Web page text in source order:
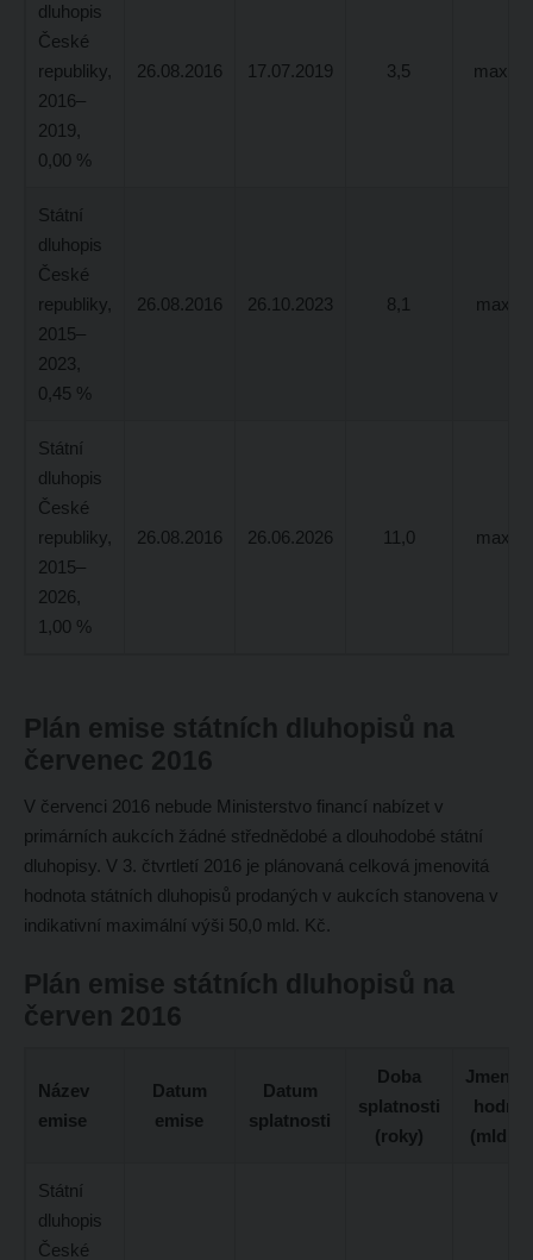
dluhopis
České
republiky,
2016–
2019,
0,00 %
26.08.2016 17.07.2019 3,5 max.
Státní
dluhopis
České
republiky,
2015–
2023,
0,45 %
26.08.2016 26.10.2023 8,1 max
Státní
dluhopis
České
republiky,
2015–
2026,
1,00 %
26.08.2016 26.06.2026 11,0 max
Plán emise státních dluhopisů na
červenec 2016
V červenci 2016 nebude Ministerstvo financí nabízet v
primárních aukcích žádné střednědobé a dlouhodobé státní
dluhopisy. V 3. čtvrtletí 2016 je plánovaná celková jmenovitá
hodnota státních dluhopisů prodaných v aukcích stanovena v
indikativní maximální výši 50,0 mld. Kč.
Plán emise státních dluhopisů na
červen 2016
Název
emise
Datum
emise
Datum
splatnosti
Doba
splatnosti
(roky)
(mld.
Státní
dluhopis
České